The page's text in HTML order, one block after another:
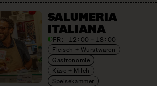
SALUMERIA
ITALIANA
FR: 12:00 – 18:00
Fleisch + Wurstwaren
Gastronomie
Käse + Milch
Speisekammer